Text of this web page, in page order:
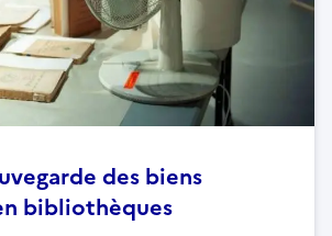
des biens
bibliothèques